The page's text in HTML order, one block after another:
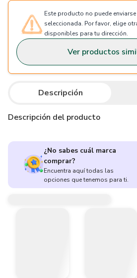
Este producto no puede
seleccionada. Por favor, elige
disponibles para tu dirección.
Ver productos
Descripción
Descripción del producto
¿No sabes cuál marca
comprar?
Encuentra aquí todas las
opciones que tenemos para ti.